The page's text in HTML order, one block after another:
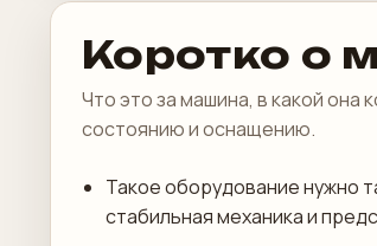
Коротко о
Что это за машина, в какой она
состоянию и оснащению.
Такое оборудование нужно
стабильная механика и